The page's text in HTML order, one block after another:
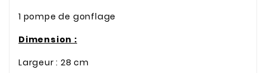
1 pompe de gonflage
Dimension :
Largeur : 28 cm